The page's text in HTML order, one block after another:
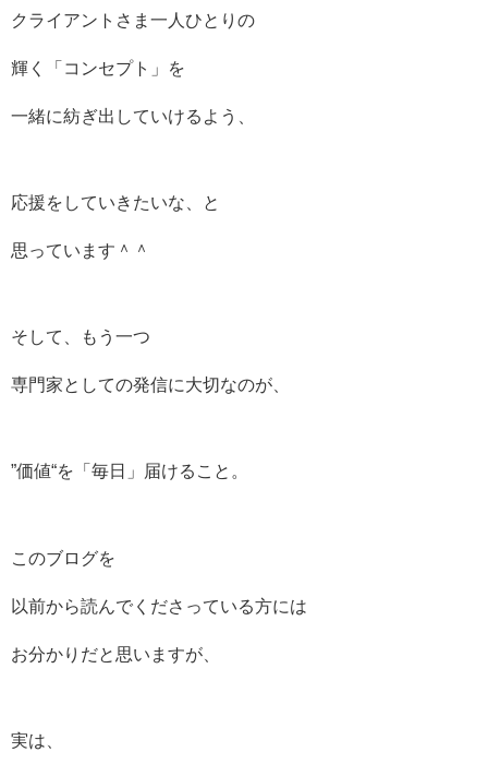
クライアントさま一人ひとりの
輝く「コンセプト」を
一緒に紡ぎ出していけるよう、
応援をしていきたいな、と
思っています＾＾
そして、もう一つ
専門家としての発信に大切なのが、
”価値“を「毎日」届けること。
このブログを
以前から読んでくださっている方には
お分かりだと思いますが、
実は、